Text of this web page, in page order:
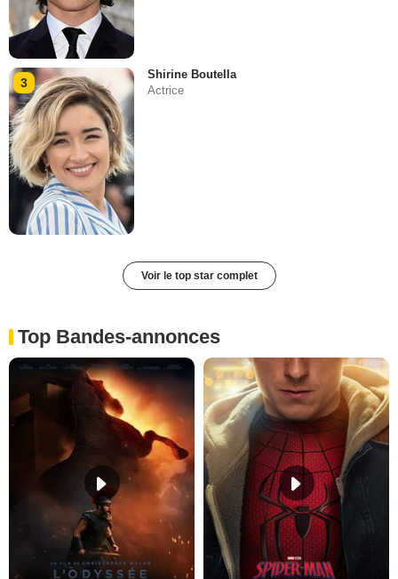
3
Shirine Boutella
Actrice
Voir le top star complet
Top Bandes-annonces